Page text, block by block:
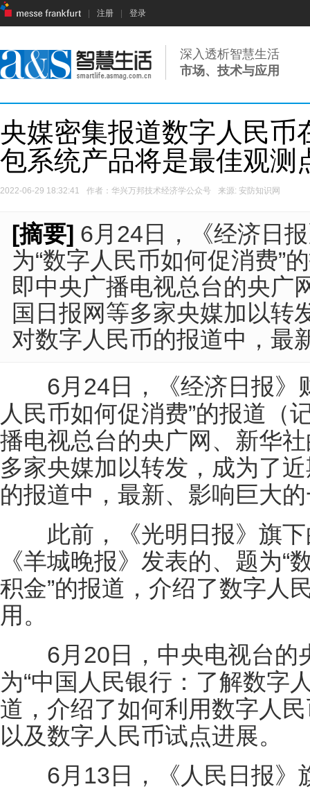
注册 登录
深入透析智慧生活
市场、技术与应用
央媒密集报道数字人民币
包系统产品将是最佳观测
2022-06-29 18:32:41 作者：华兴万邦技术经济学公众号 来源: 安防知识网
[摘要] 6月24日，《经济日
为“数字人民币如何促消费”
即中央广播电视总台的央广
国日报网等多家央媒加以转
对数字人民币的报道中，最
6月24日，《经济日报》
人民币如何促消费”的报道（
播电视总台的央广网、新华
多家央媒加以转发，成为了
的报道中，最新、影响巨大
此前，《光明日报》旗下
《羊城晚报》发表的、题为
积金”的报道，介绍了数字人
用。
6月20日，中央电视台的
为“中国人民银行：了解数字
道，介绍了如何利用数字人
以及数字人民币试点进展。
6月13日，《人民日报》